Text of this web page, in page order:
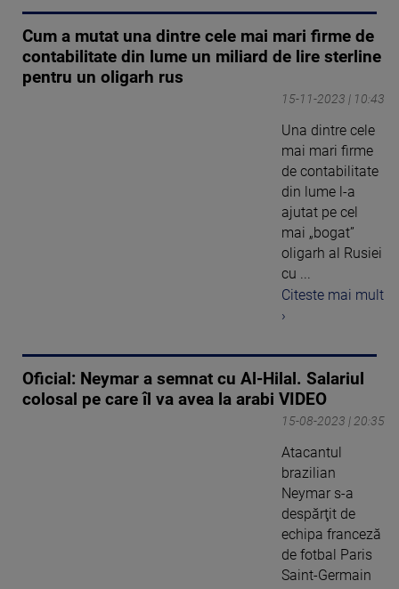
Cum a mutat una dintre cele mai mari firme de
contabilitate din lume un miliard de lire sterline
pentru un oligarh rus
15-11-2023 | 10:43
Una dintre cele
mai mari firme
de contabilitate
din lume l-a
ajutat pe cel
mai „bogat”
oligarh al Rusiei
cu ...
Citeste mai mult
›
Oficial: Neymar a semnat cu Al-Hilal. Salariul
colosal pe care îl va avea la arabi VIDEO
15-08-2023 | 20:35
Atacantul
brazilian
Neymar s-a
despărţit de
echipa franceză
de fotbal Paris
Saint-Germain